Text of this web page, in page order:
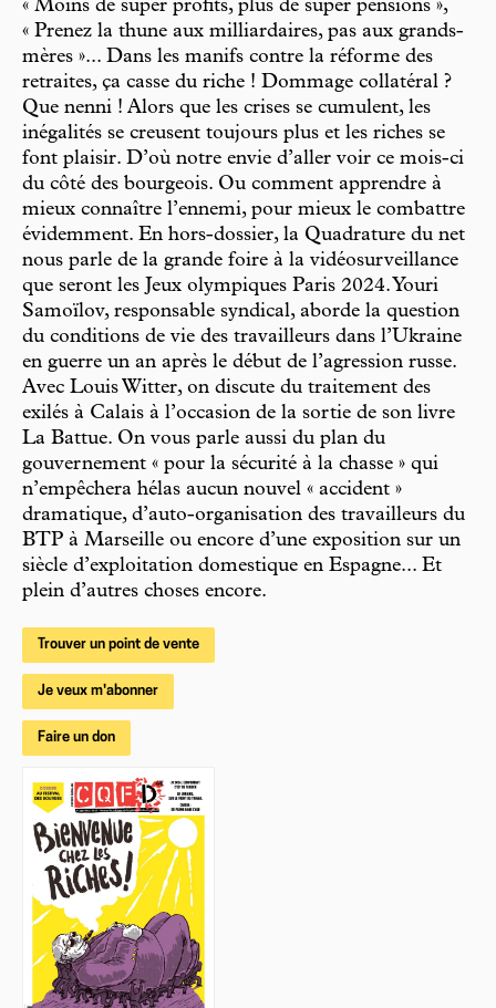
« Moins de super profits, plus de super pensions »,
« Prenez la thune aux milliardaires, pas aux grands-
mères »... Dans les manifs contre la réforme des
retraites, ça casse du riche ! Dommage collatéral ?
Que nenni ! Alors que les crises se cumulent, les
inégalités se creusent toujours plus et les riches se
font plaisir. D’où notre envie d’aller voir ce mois-ci
du côté des bourgeois. Ou comment apprendre à
mieux connaître l’ennemi, pour mieux le combattre
évidemment. En hors-dossier, la Quadrature du net
nous parle de la grande foire à la vidéosurveillance
que seront les Jeux olympiques Paris 2024. Youri
Samoïlov, responsable syndical, aborde la question
du conditions de vie des travailleurs dans l’Ukraine
en guerre un an après le début de l’agression russe.
Avec Louis Witter, on discute du traitement des
exilés à Calais à l’occasion de la sortie de son livre
La Battue. On vous parle aussi du plan du
gouvernement « pour la sécurité à la chasse » qui
n’empêchera hélas aucun nouvel « accident »
dramatique, d’auto-organisation des travailleurs du
BTP à Marseille ou encore d’une exposition sur un
siècle d’exploitation domestique en Espagne... Et
plein d’autres choses encore.
Trouver un point de vente
Je veux m'abonner
Faire un don